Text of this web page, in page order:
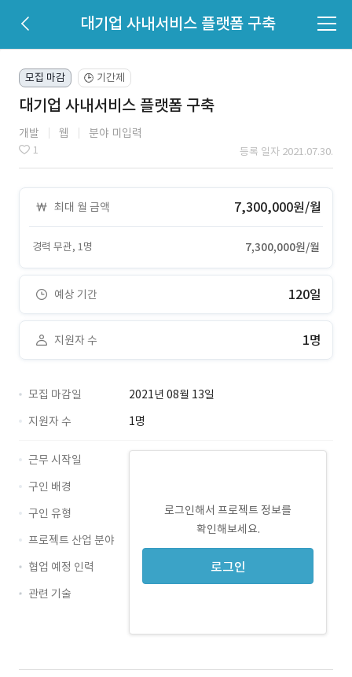
대기업 사내서비스 플랫폼 구축
모집 마감 🕒 기간제
대기업 사내서비스 플랫폼 구축
개발 웹 분야 미입력
1 등록 일자 2021.07.30.
최대 월 금액 7,300,000원/월
경력 무관, 1명 7,300,000원/월
예상 기간 120일
지원자 수 1명
모집 마감일
2021년 08월 13일
지원자 수
1명
로그인해서 프로젝트 정보를
확인해보세요.
로그인
근무 시작일
구인 배경
구인 유형
프로젝트 산업 분야
협업 예정 인력
관련 기술